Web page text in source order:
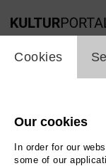
Cookies
Our cookies
In order for our
some of our